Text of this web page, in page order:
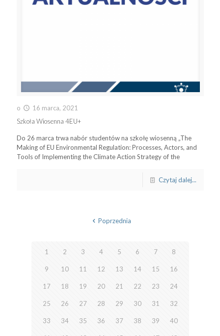
o
16 marca, 2021
Szkoła Wiosenna 4EU+
Do 26 marca trwa nabór studentów na szkołę wiosenną „The
Making of EU Environmental Regulation: Processes, Actors, and
Tools of Implementing the Climate Action Strategy of the
Czytaj dalej...
Poprzednia
1 2 3 4 5 6 7 8
9 10 11 12 13 14 15 16
17 18 19 20 21 22 23 24
25 26 27 28 29 30 31 32
33 34 35 36 37 38 39 40